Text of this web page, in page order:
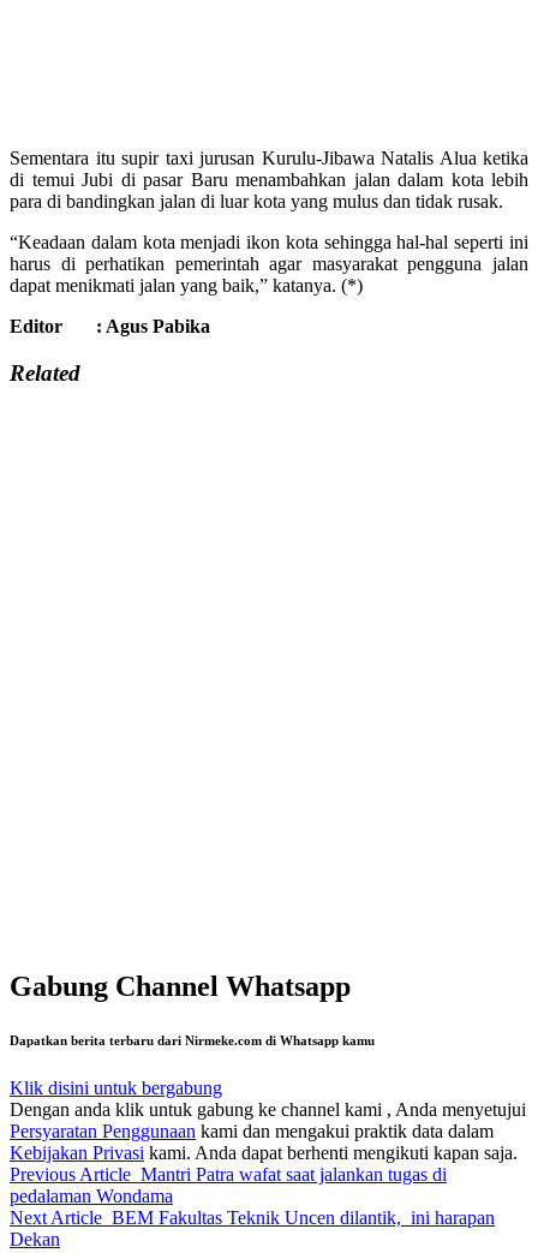
Sementara itu supir taxi jurusan Kurulu-Jibawa Natalis Alua ketika
di temui Jubi di pasar Baru menambahkan jalan dalam kota lebih
para di bandingkan jalan di luar kota yang mulus dan tidak rusak.
“Keadaan dalam kota menjadi ikon kota sehingga hal-hal seperti ini
harus di perhatikan pemerintah agar masyarakat pengguna jalan
dapat menikmati jalan yang baik,” katanya. (*)
Editor : Agus Pabika
Related
Gabung Channel Whatsapp
Dapatkan berita terbaru dari Nirmeke.com di Whatsapp kamu
Klik disini untuk bergabung
Dengan anda klik untuk gabung ke channel kami , Anda menyetujui
Persyaratan Penggunaan kami dan mengakui praktik data dalam
Kebijakan Privasi kami. Anda dapat berhenti mengikuti kapan saja.
Previous Article Mantri Patra wafat saat jalankan tugas di
pedalaman Wondama
Next Article BEM Fakultas Teknik Uncen dilantik, ini harapan
Dekan